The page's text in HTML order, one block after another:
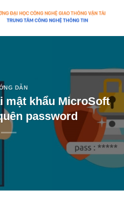
DẪN
mật khẩu MicroSoft
password